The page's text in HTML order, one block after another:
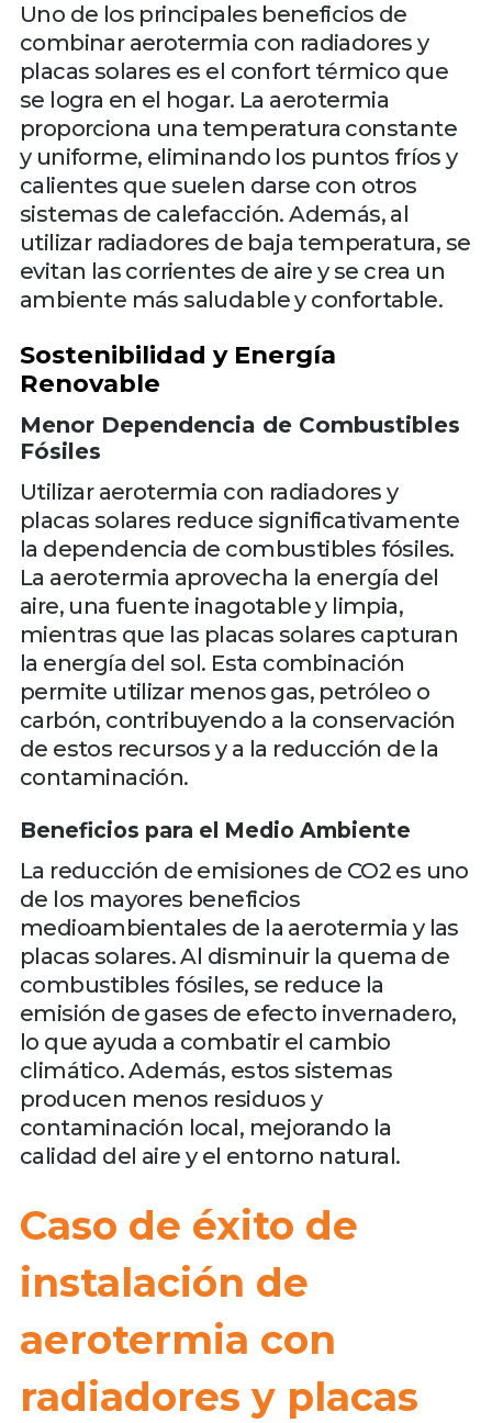
Uno de los principales beneficios de
combinar aerotermia con radiadores y
placas solares es el confort térmico que
se logra en el hogar. La aerotermia
proporciona una temperatura constante
y uniforme, eliminando los puntos fríos y
calientes que suelen darse con otros
sistemas de calefacción. Además, al
utilizar radiadores de baja temperatura, se
evitan las corrientes de aire y se crea un
ambiente más saludable y confortable.
Sostenibilidad y Energía
Renovable
Menor Dependencia de Combustibles
Fósiles
Utilizar aerotermia con radiadores y
placas solares reduce significativamente
la dependencia de combustibles fósiles.
La aerotermia aprovecha la energía del
aire, una fuente inagotable y limpia,
mientras que las placas solares capturan
la energía del sol. Esta combinación
permite utilizar menos gas, petróleo o
carbón, contribuyendo a la conservación
de estos recursos y a la reducción de la
contaminación.
Beneficios para el Medio Ambiente
La reducción de emisiones de CO2 es uno
de los mayores beneficios
medioambientales de la aerotermia y las
placas solares. Al disminuir la quema de
combustibles fósiles, se reduce la
emisión de gases de efecto invernadero,
lo que ayuda a combatir el cambio
climático. Además, estos sistemas
producen menos residuos y
contaminación local, mejorando la
calidad del aire y el entorno natural.
Caso de éxito de
instalación de
aerotermia con
radiadores y placas